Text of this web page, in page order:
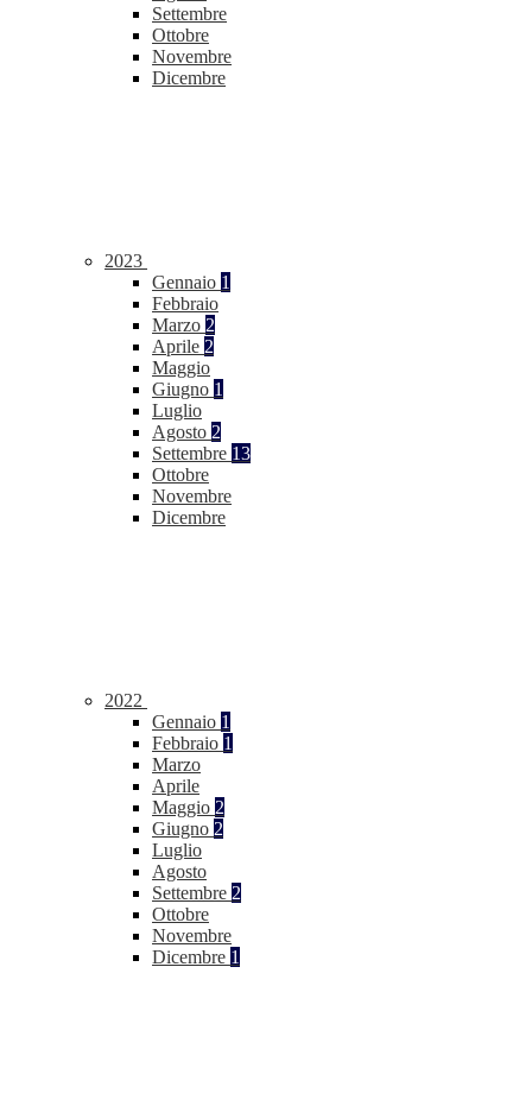
Settembre
Ottobre
Novembre
Dicembre
2023
Gennaio 1
Febbraio
Marzo 2
Aprile 2
Maggio
Giugno 1
Luglio
Agosto 2
Settembre 13
Ottobre
Novembre
Dicembre
2022
Gennaio 1
Febbraio 1
Marzo
Aprile
Maggio 2
Giugno 2
Luglio
Agosto
Settembre 2
Ottobre
Novembre
Dicembre 1